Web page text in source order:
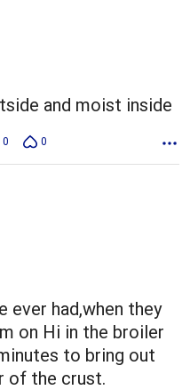
and moist inside
0 0
ever had,when they
on Hi in the broiler
to bring out
of the crust.